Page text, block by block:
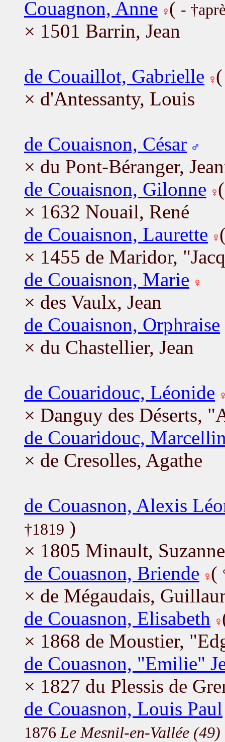
Couagnon, Anne ( -
× 1501 Barrin, Jean
de Couaillot, Gabrielle
× d'Antessanty, Louis
de Couaisnon, César
× du Pont-Béranger,
de Couaisnon, Gilonne
× 1632 Nouail, René
de Couaisnon, Laurette
× 1455 de Maridor,
de Couaisnon, Marie
× des Vaulx, Jean
de Couaisnon, Orphraise
× du Chastellier, Jean
de Couaridouc, Léonide
× Danguy des Déserts,
de Couaridouc,
× de Cresolles, Agathe
de Couasnon, Alexis
†1819 )
× 1805 Minault, Suzanne
de Couasnon, Briende (
× de Mégaudais,
de Couasnon, Elisabeth
× 1868 de Moustier,
de Couasnon, "Emilie"
× 1827 du Plessis de
de Couasnon, Louis Paul
1876 Le Mesnil-en-Vallée (49)